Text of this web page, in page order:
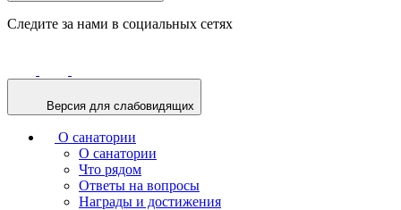
Следите за нами в социальных сетях
Версия для слабовидящих
О санатории
О санатории
Что рядом
Ответы на вопросы
Награды и достижения